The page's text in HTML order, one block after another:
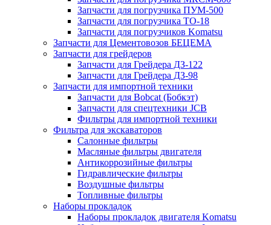
Запчасти для погрузчика ПУМ-500
Запчасти для погрузчика ТО-18
Запчасти для погрузчиков Komatsu
Запчасти для Цементовозов БЕЦЕМА
Запчасти для грейдеров
Запчасти для Грейдера ДЗ-122
Запчасти для Грейдера ДЗ-98
Запчасти для импортной техники
Запчасти для Bobcat (Бобкэт)
Запчасти для спецтехники JCB
Фильтры для импортной техники
Фильтра для экскаваторов
Салонные фильтры
Масляные фильтры двигателя
Антикоррозийные фильтры
Гидравлические фильтры
Воздушные фильтры
Топливные фильтры
Наборы прокладок
Наборы прокладок двигателя Komatsu